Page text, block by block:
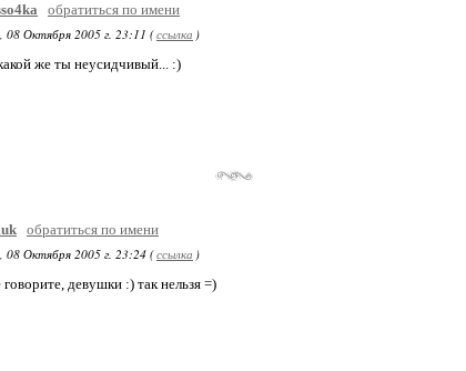
обратиться по имени
08 Октября 2005 г. 23:11 (ссылка )
же ты неусидчивый... :)
обратиться по имени
08 Октября 2005 г. 23:24 (ссылка )
девушки :) так нельзя =)